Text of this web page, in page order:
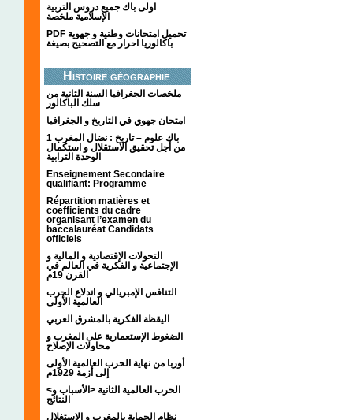
اولى باك جميع دروس التربية
الإسلامية ملخصة
PDF تحميل امتحانات وطنية و جهوية
باكالوريا احرار مع التصحيح بصيغة
Histoire géographie
ملخصات الجغرافيا السنة الثانية من
سلك الباكالور
امتحان جهوي في التاريخ و الجغرافيا
1 باك علوم – تاريخ : نضال المغرب
من أجل تحقيق الاستقلال و استكمال
الوحدة الترابية
Enseignement Secondaire
qualifiant: Programme
Répartition matières et
coefficients du cadre
organisant l’examen du
baccalauréat Candidats
officiels
التحولات الإقتصادية و المالية و
الإجتماعية و الفكرية في العالم في
القرن 19م
التنافس الإمبريالي و اندلاع الحرب
العالمية الأولى
اليقظة الفكرية بالمشرق العربي
الضغوط الإستعمارية على المغرب و
محاولات الإصلاح
أوربا من نهاية الحرب العالمية الأولى
إلى أزمة 1929م
<الحرب العالمية الثانية <الأسباب و
النتائج
نظام الحماية بالمغرب و الإستغلال